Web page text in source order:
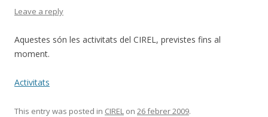
Leave a reply
Aquestes són les activitats del CIREL, previstes fins al
moment.
Activitats
This entry was posted in CIREL on 26 febrer 2009.